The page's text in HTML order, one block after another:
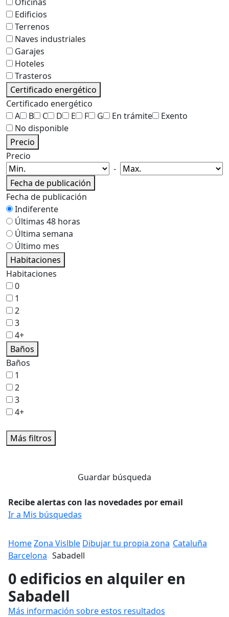
Edificios
Terrenos
Naves industriales
Garajes
Hoteles
Trasteros
Certificado energético
Certificado energético
A
B C D E F G En trámite
Exento
No disponible
Precio
Precio
-
Fecha de publicación
Fecha de publicación
Indiferente
Últimas 48 horas
Última semana
Último mes
Habitaciones
Habitaciones
0
1
2
3
4+
Baños
Baños
1
2
3
4+
Más filtros
Guardar búsqueda
Recibe alertas con las novedades por email
Ir a Mis búsquedas
HomeZona Vislble Dibujar tu propia zona Cataluña
Barcelona Sabadell
0 edificios en alquiler en
Sabadell
Más información sobre estos resultados